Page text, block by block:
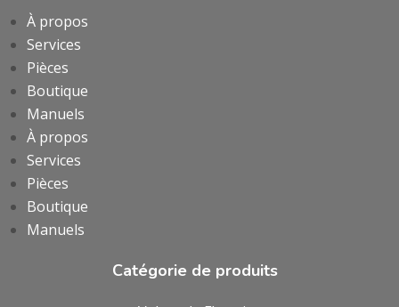
À propos
Services
Pièces
Boutique
Manuels
À propos
Services
Pièces
Boutique
Manuels
Catégorie de produits